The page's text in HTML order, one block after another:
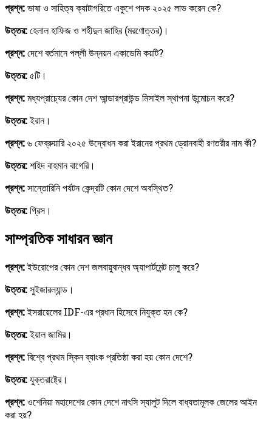
প্রশ্ন:ভাষা ও সাহিত্য ক্যাটাগরিতে একুশে পদক ২০২৫ লাভ করেন কে?
উত্তর:হেলাল হাফিজ ও শহীদুল জাহির (মরণোত্তর)।
প্রশ্ন:দেশে বর্তমানে পল্লী উন্নয়ন একাডেমি কয়টি?
উত্তর:৫টি।
প্রশ্ন:মধ্যপ্রাচ্যের কোন দেশ আন্ডারগ্রাউন্ড মিসাইল স্থাপনা উন্মোচন করে?
উত্তর:ইরান।
প্রশ্ন:৬ ফেব্রুয়ারি ২০২৫ উদ্বোধন করা ইরানের প্রথম ড্রোনবাহী রণতরীর নাম কী?
উত্তর:শহিদ বাহমান বাগেরি।
প্রশ্ন:সান্তোরিনি পর্যটন কেন্দ্রটি কোন দেশে অবস্থিত?
উত্তর:গ্রিস।
সাম্প্রতিক সাধারন জ্ঞান
প্রশ্ন:ইউরোপের কোন দেশ জলবায়ুবান্ধব অ্যাপার্টমেন্ট চালু করে?
উত্তর:সুইজারল্যান্ড।
প্রশ্ন:ইসরায়েলের IDF-এর প্রধান হিসেবে নিযুক্ত হন কে?
উত্তর:ইয়াল জামির।
প্রশ্ন:বিশ্বে প্রথম স্কিন ব্যাংক প্রতিষ্ঠা করা হয় কোন দেশে?
উত্তর:যুক্তরাষ্ট্রে।
প্রশ্ন:ওশেনিয়া মহাদেশের কোন দেশে নাৎসি স্যালুট দিলে বাধ্যতামূলক জেলের আইন
করা হয়?